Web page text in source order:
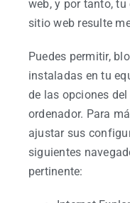
web, y por tanto, tu
sitio web resulte
Puedes permitir,
instaladas en tu
de las opciones
ordenador. Para
ajustar sus
siguientes
pertinente: